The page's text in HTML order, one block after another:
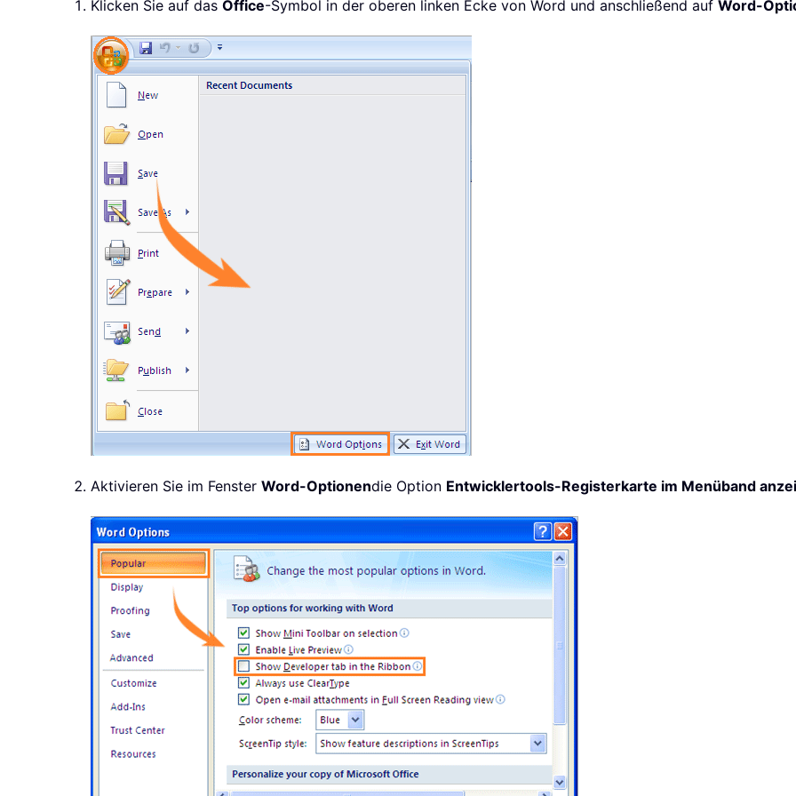
Klicken Sie auf das Office-Symbol in der oberen linken Ecke von Word und anschließend auf Word-
Aktivieren Sie im Fenster Word-Optionendie Option Entwicklertools-Registerkarte im Menüband